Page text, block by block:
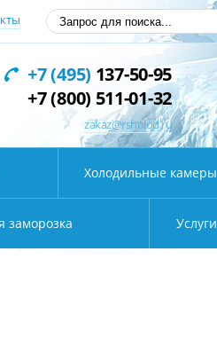
+7 (495) 137-50-95
+7 (800) 511-01-32
zakaz@rsholod.ru
Холодильные камеры
заморозка Услуги